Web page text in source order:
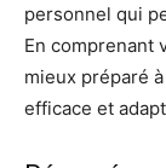
personnel qui
En comprenant
mieux préparé
efficace et